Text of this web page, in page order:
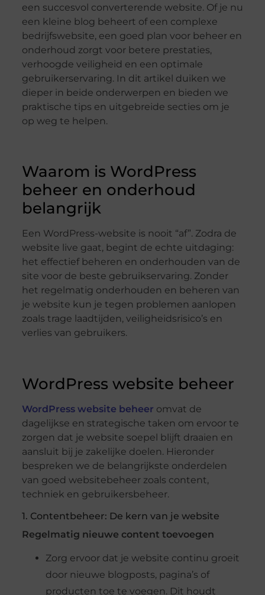
een succesvol converterende website. Of je nu
een kleine blog beheert of een complexe
bedrijfswebsite, een goed plan voor beheer en
onderhoud zorgt voor betere prestaties,
verhoogde veiligheid en een optimale
gebruikerservaring. In dit artikel duiken we
dieper in beide onderwerpen en bieden we
praktische tips en uitgebreide secties om je
op weg te helpen.
Waarom is WordPress
beheer en onderhoud
belangrijk
Een WordPress-website is nooit “af”. Zodra de
website live gaat, begint de echte uitdaging:
het effectief beheren en onderhouden van de
site voor de beste gebruikservaring. Zonder
het regelmatig onderhouden en beheren van
je website kun je tegen problemen aanlopen
zoals trage laadtijden, veiligheidsrisico’s en
verlies van gebruikers.
WordPress website beheer
WordPress website beheer omvat de
dagelijkse en strategische taken om ervoor te
zorgen dat je website soepel blijft draaien en
aansluit bij je zakelijke doelen. Hieronder
bespreken we de belangrijkste onderdelen
van goed websitebeheer zoals content,
techniek en gebruikersbeheer.
1. Contentbeheer: De kern van je website
Regelmatig nieuwe content toevoegen
Zorg ervoor dat je website continu groeit
door nieuwe blogposts, pagina’s of
producten toe te voegen. Dit houdt